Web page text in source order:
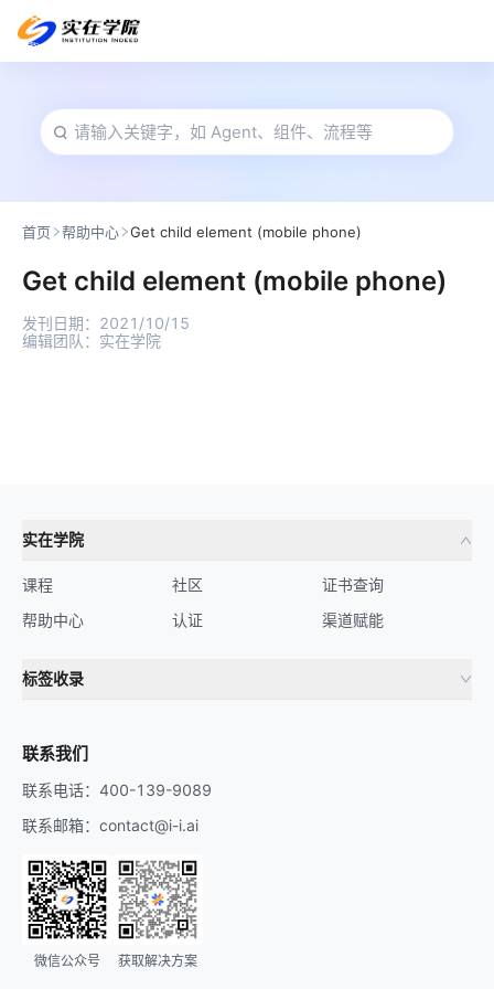
首页 帮助中心 Get child element (mobile phone)
Get child element (mobile phone)
发刊日期： 2021/10/15
编辑团队： 实在学院
实在学院
课程
帮助中心
社区
认证
证书查询
渠道赋能
标签收录
联系我们
联系电话：400-139-9089
联系邮箱：contact@i-i.ai
微信公众号 获取解决方案